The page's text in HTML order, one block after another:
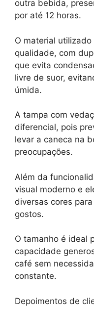
outra bebida,
por até 12 horas.
O material
qualidade, com
que evita
livre de suor,
úmida.
A tampa com
diferencial, pois
levar a caneca na
preocupações.
Além da
visual moderno e
diversas cores
gostos.
O tamanho é ideal
capacidade
café sem
constante.
Depoimentos de